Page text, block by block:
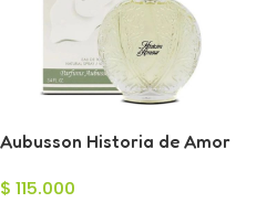
Aubusson Historia de Amor
$ 115.000